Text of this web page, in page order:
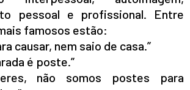
pessoal e profissional. Entre
famosos estão:
causar, nem saio de casa.”
é poste.”
não somos postes para